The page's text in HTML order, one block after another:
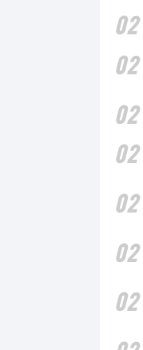
02
02
02
02
02
02
02